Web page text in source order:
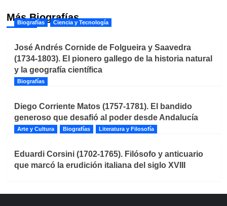
Más Biografías
Biografías Ciencia y Tecnología
José Andrés Cornide de Folgueira y Saavedra
(1734-1803). El pionero gallego de la historia natural
y la geografía científica
Biografías
Diego Corriente Matos (1757-1781). El bandido
generoso que desafió al poder desde Andalucía
Arte y Cultura Biografías Literatura y Filosofía
Eduardi Corsini (1702-1765). Filósofo y anticuario
que marcó la erudición italiana del siglo XVIII